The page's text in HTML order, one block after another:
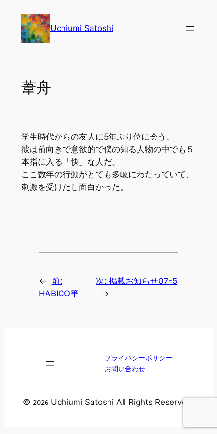
Uchiumi Satoshi
葦舟
学生時代からの友人に5年ぶり位に会う。
彼は前向きで意欲的で僕の知る人物の中でも５
本指に入る「快」な人だ。
ここ数年の行動がとても多岐にわたっていて、
刺激を受けたし面白かった。
← 前:
HABICO筆
次:掲載お知らせ07-5
→
プライバシーポリシー
お問い合わせ
© 2026 Uchiumi Satoshi All Rights Reserved.